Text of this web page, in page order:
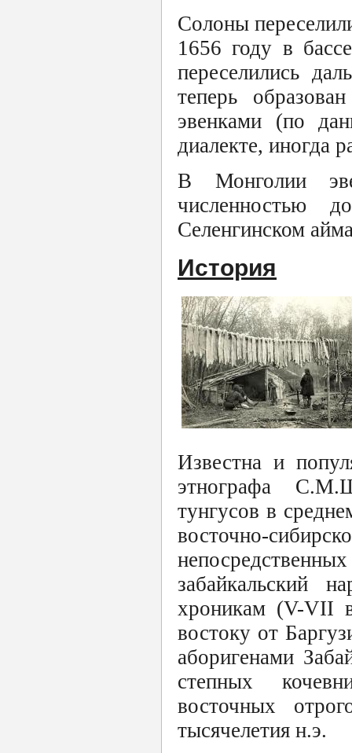
Солоны
1656 году в
переселились
теперь
эвенками (по
диалекте, иногда
В Монголии
численностью
Селенгинском
История
Известна и
этнографа
тунгусов в
восточно-
забайкальский
хроникам (V-VII
востоку от
аборигенами
степных
восточных
тысячелетия н.э.